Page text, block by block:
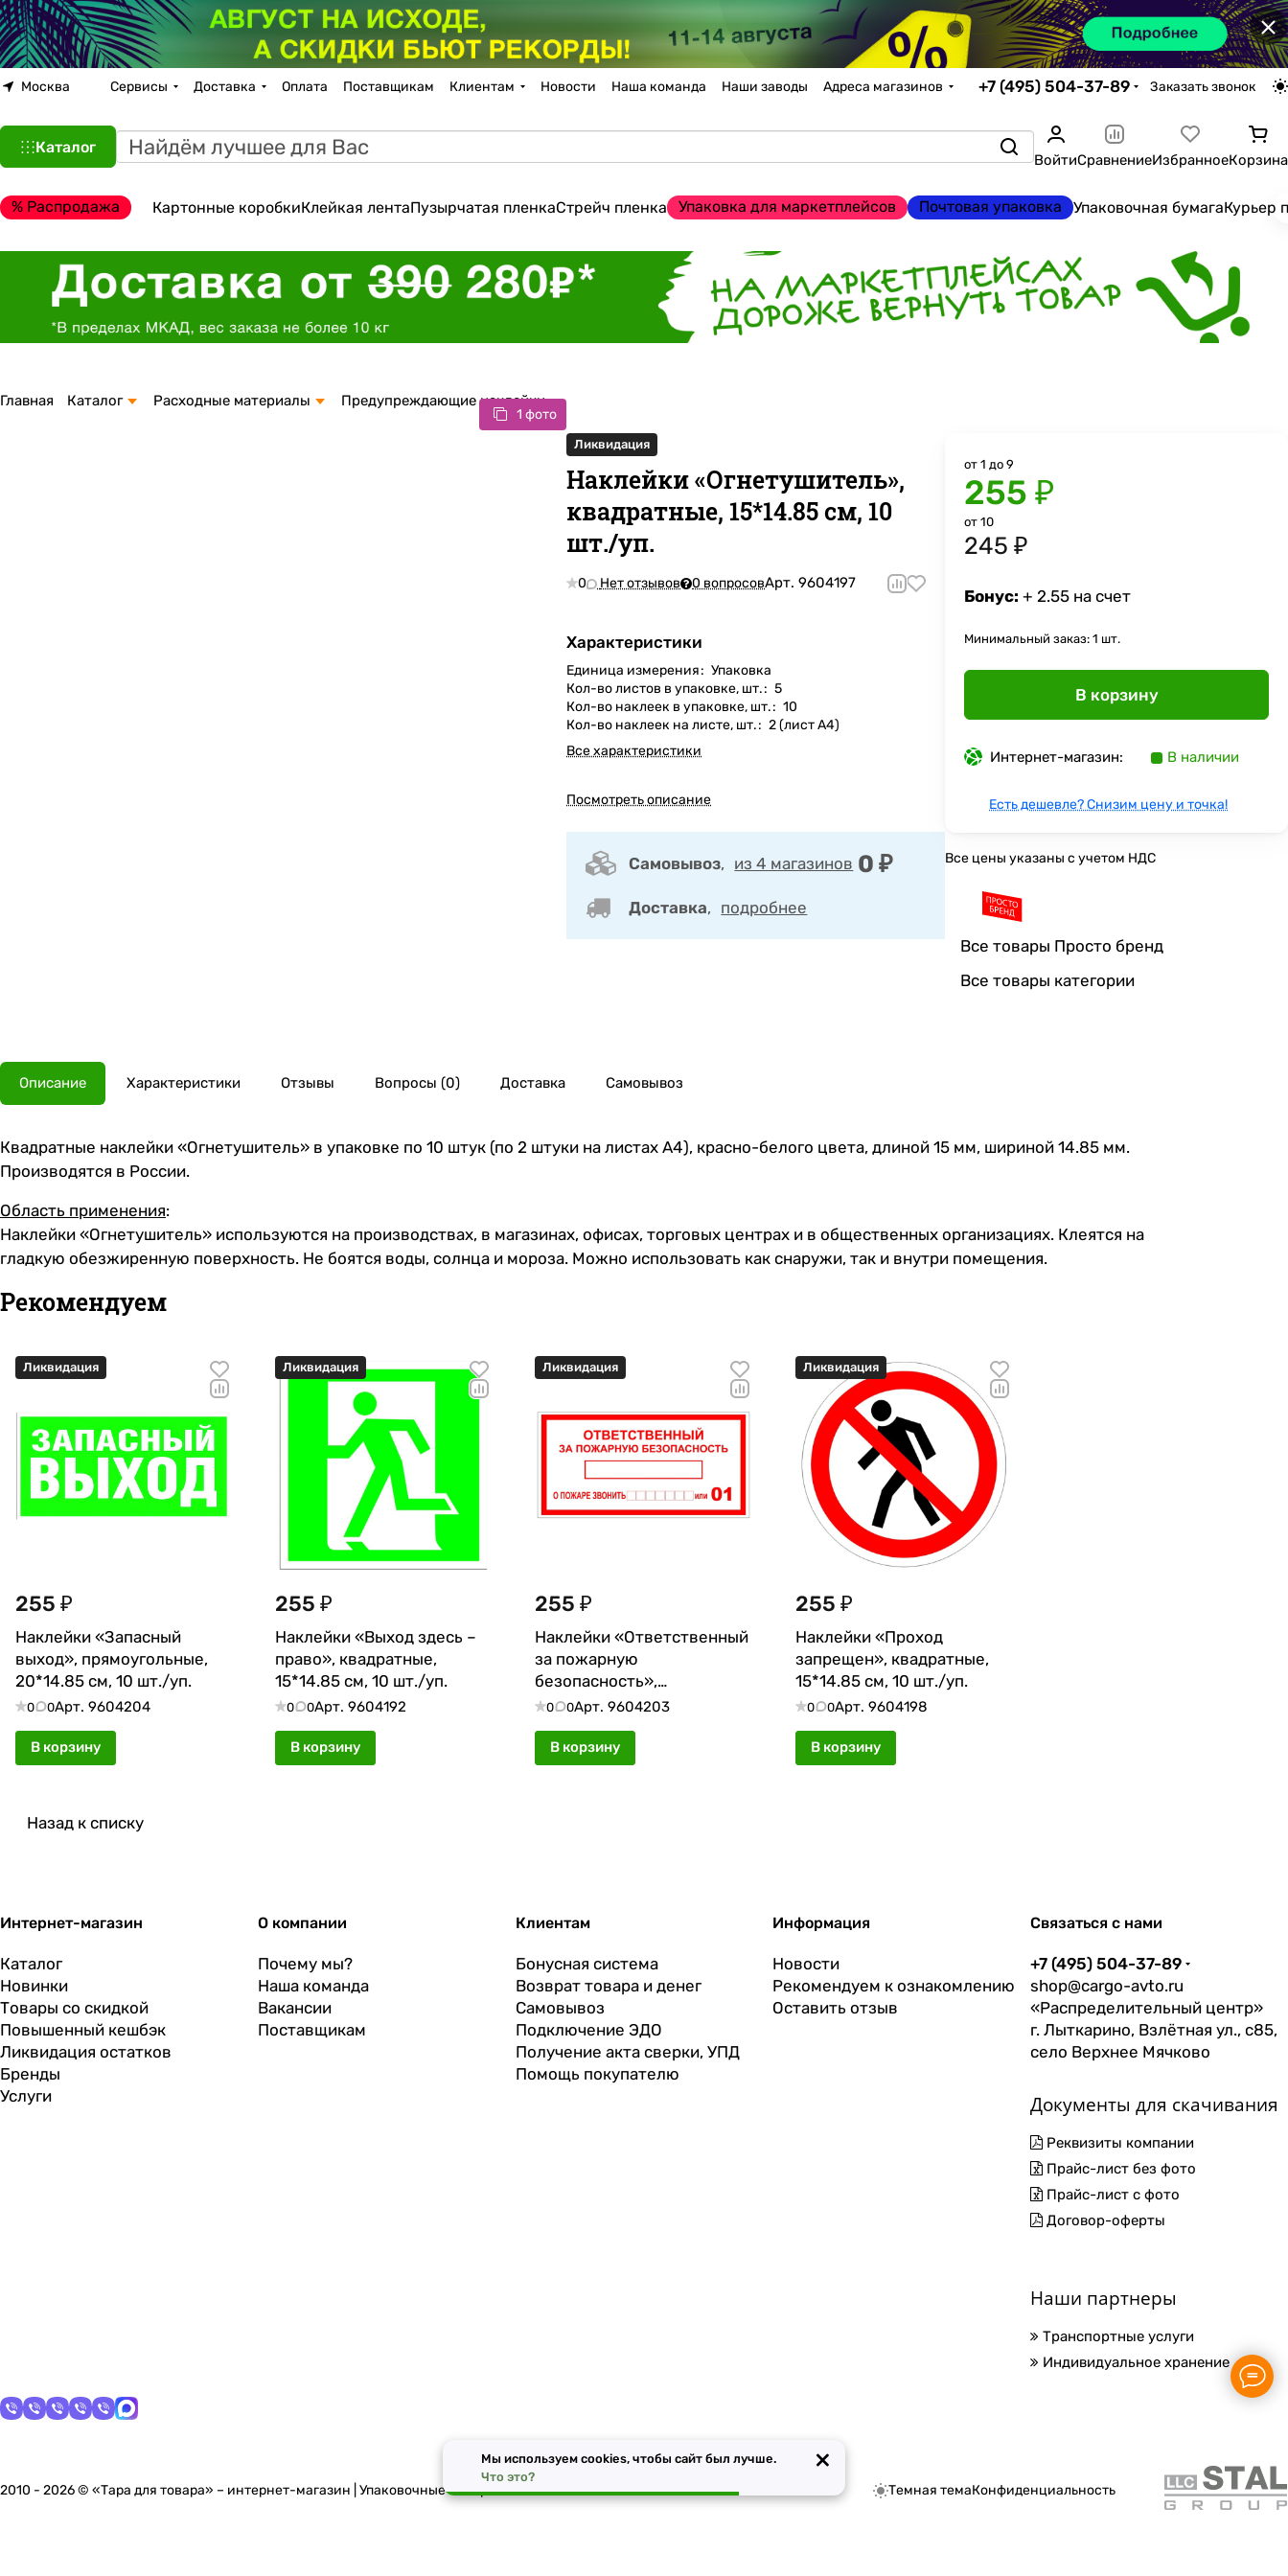
×
Москва Сервисы Доставка Оплата Поставщикам Клиентам Новости Наша команда Наши заводы Адреса магазинов +7 (495) 504-37-89 Заказать звонок
Каталог
ВойтиСравнениеИзбранноеКорзина
% Распродажа Картонные коробкиКлейкая лентаПузырчатая пленкаСтрейч пленка Упаковка для маркетплейсов Почтовая упаковка Упаковочная бумагаКурьер
Главная Каталог Расходные материалы Предупреждающие наклейки
1 фото
Ликвидация
Наклейки «Огнетушитель»,
квадратные, 15*14.85 см, 10
шт./уп.
0 Нет отзывов 0 вопросовАрт.9604197
Характеристики
Единица измерения: Упаковка
Кол-во листов в упаковке, шт.: 5
Кол-во наклеек в упаковке, шт.: 10
Кол-во наклеек на листе, шт.: 2 (лист А4)
Все характеристики
Посмотреть описание
Самовывоз, из 4 магазинов 0 ₽
Доставка, подробнее
от 1 до 9
255 ₽
от 10
245 ₽
Бонус: + 2.55 на счет
Минимальный заказ: 1 шт.
В корзину
Интернет-магазин: В наличии
Есть дешевле? Снизим цену и точка!
Все цены указаны с учетом НДС
Все товары Просто бренд
Все товары категории
Описание Характеристики Отзывы Вопросы (0) Доставка Самовывоз
Квадратные наклейки «Огнетушитель» в упаковке по 10 штук (по 2 штуки на листах А4), красно-белого цвета, длиной 15 мм, шириной 14.85 мм.
Производятся в России.
Область применения:
Наклейки «Огнетушитель» используются на производствах, в магазинах, офисах, торговых центрах и в общественных организациях. Клеятся на
гладкую обезжиренную поверхность. Не боятся воды, солнца и мороза. Можно использовать как снаружи, так и внутри помещения.
Рекомендуем
Ликвидация
255 ₽
Наклейки «Запасный
выход», прямоугольные,
20*14.85 см, 10 шт./уп.
0 0Арт. 9604204
В корзину
Ликвидация
255 ₽
Наклейки «Выход здесь –
право», квадратные,
15*14.85 см, 10 шт./уп.
0 0Арт.9604192
В корзину
Ликвидация
255 ₽
Наклейки «Ответственный
за пожарную
безопасность»,
прямоугольные, 20*14.85
0 0Арт.9604203
В корзину
Ликвидация
255 ₽
Наклейки «Проход
запрещен», квадратные,
15*14.85 см, 10 шт./уп.
0 0Арт. 9604198
В корзину
Назад к списку
Интернет-магазин
Каталог
Новинки
Товары со скидкой
Повышенный кешбэк
Ликвидация остатков
Бренды
Услуги
О компании
Почему мы?
Наша команда
Вакансии
Поставщикам
Клиентам
Бонусная система
Возврат товара и денег
Самовывоз
Подключение ЭДО
Получение акта сверки, УПД
Помощь покупателю
Информация
Новости
Рекомендуем к ознакомлению
Оставить отзыв
Связаться с нами
+7 (495) 504-37-89
shop@cargo-avto.ru
«Распределительный центр»
г. Лыткарино, Взлётная ул., с85,
село Верхнее Мячково
Документы для скачивания
Реквизиты компании
Прайс-лист без фото
Прайс-лист с фото
Договор-оферты
Наши партнеры
Транспортные услуги
Индивидуальное хранение
2010 - 2026 © «Тара для товара» – интернет-магазин | Упаковочные материалы в Москве Темная темаКонфиденциальность
Мы используем cookies, чтобы сайт был лучше.
Что это?
×